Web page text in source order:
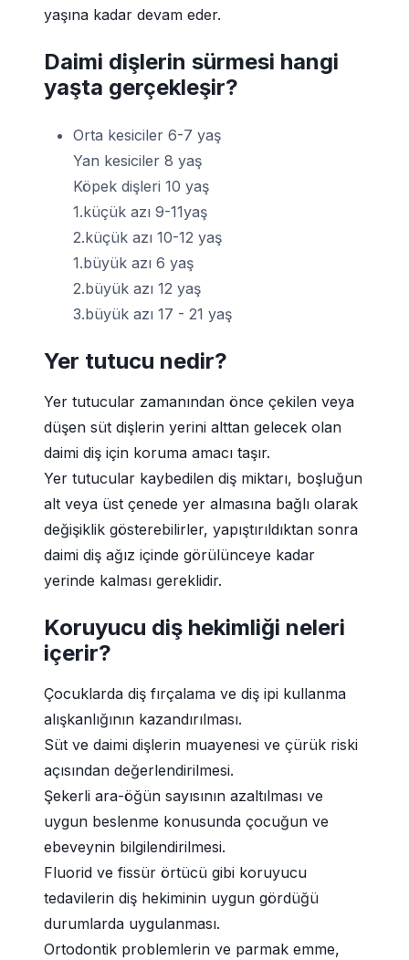
yaşına kadar devam eder.
Daimi dişlerin sürmesi hangi
yaşta gerçekleşir?
Orta kesiciler 6-7 yaş
Yan kesiciler 8 yaş
Köpek dişleri 10 yaş
1.küçük azı 9-11yaş
2.küçük azı 10-12 yaş
1.büyük azı 6 yaş
2.büyük azı 12 yaş
3.büyük azı 17 - 21 yaş
Yer tutucu nedir?
Yer tutucular zamanından önce çekilen veya
düşen süt dişlerin yerini alttan gelecek olan
daimi diş için koruma amacı taşır.
Yer tutucular kaybedilen diş miktarı, boşluğun
alt veya üst çenede yer almasına bağlı olarak
değişiklik gösterebilirler, yapıştırıldıktan sonra
daimi diş ağız içinde görülünceye kadar
yerinde kalması gereklidir.
Koruyucu diş hekimliği neleri
içerir?
Çocuklarda diş fırçalama ve diş ipi kullanma
alışkanlığının kazandırılması.
Süt ve daimi dişlerin muayenesi ve çürük riski
açısından değerlendirilmesi.
Şekerli ara-öğün sayısının azaltılması ve
uygun beslenme konusunda çocuğun ve
ebeveynin bilgilendirilmesi.
Fluorid ve fissür örtücü gibi koruyucu
tedavilerin diş hekiminin uygun gördüğü
durumlarda uygulanması.
Ortodontik problemlerin ve parmak emme,